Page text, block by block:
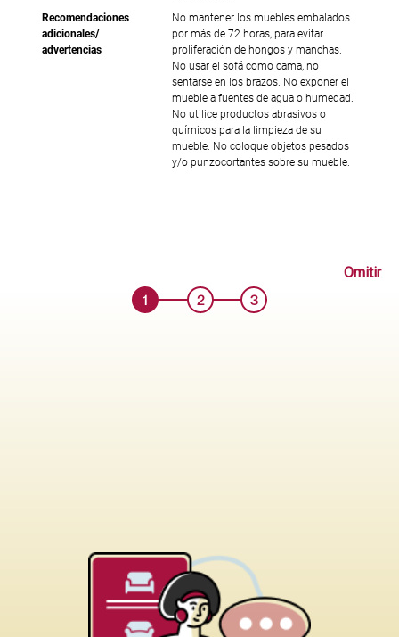
Recomendaciones
adicionales/
advertencias
No mantener los muebles embalados
por más de 72 horas, para evitar
proliferación de hongos y manchas.
No usar el sofá como cama, no
sentarse en los brazos. No exponer el
mueble a fuentes de agua o humedad.
No utilice productos abrasivos o
químicos para la limpieza de su
mueble. No coloque objetos pesados
y/o punzocortantes sobre su mueble.